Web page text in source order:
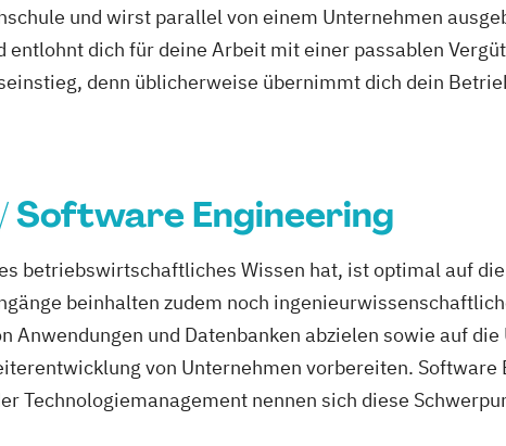
und wirst parallel von einem Unternehmen
entlohnt dich für deine Arbeit mit einer passablen
denn üblicherweise übernimmt dich dein
Software Engineering
betriebswirtschaftliches Wissen hat, ist optimal auf
beinhalten zudem noch
und Datenbanken abzielen sowie auf die
von Unternehmen vorbereiten. Software
Technologiemanagement nennen sich diese